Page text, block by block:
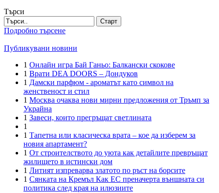
Търси
Старт
Подробно търсене
Публикувани новини
1 Онлайн игра Бай Ганьо: Балкански скокове
1 Врати DEA DOORS – Дондуков
1 Дамски парфюм - ароматът като символ на
женственост и стил
1 Москва очаква нови мирни предложения от Тръмп за
Украйна
1 Завеси, които прегръщат светлината
1
1 Тапетна или класическа врата – кое да изберем за
новия апартамент?
1 От строителството до уюта как детайлите превръщат
жилището в истински дом
1 Литият изпреварва златото по ръст на борсите
1 Сянката на Кремъл Как ЕС преначерта външната си
политика след края на илюзиите